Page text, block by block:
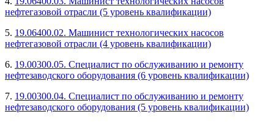
нефтегазовой отрасли (5 уровень квалификации)
5. 19.06400.02. Машинист технологических насосов
нефтегазовой отрасли (4 уровень квалификации)
6. 19.00300.05. Специалист по обслуживанию и ремонту
нефтезаводского оборудования (6 уровень квалификации)
7. 19.00300.04. Специалист по обслуживанию и ремонту
нефтезаводского оборудования (5 уровень квалификации)